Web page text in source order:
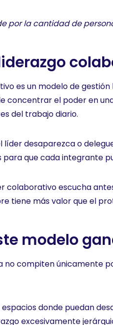
por la cantidad de
es un modelo de
concentrar el poder en
del trabajo diario.
líder desaparezca o
que cada integrante
colaborativo escucha
tiene más valor que el
modelo
no compiten únicamente
espacios donde puedan
excesivamente